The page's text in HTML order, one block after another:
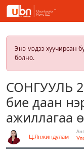
Энэ мэдээ хуучирсан
болно.
СОНГУУЛЬ
бие даан
ажиллагаа
Ц.Янжиндулам